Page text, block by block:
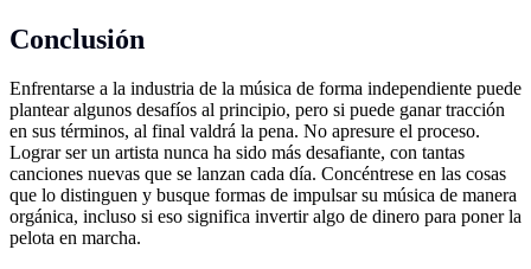
Conclusión
Enfrentarse a la industria de la música de forma independiente puede
plantear algunos desafíos al principio, pero si puede ganar tracción
en sus términos, al final valdrá la pena. No apresure el proceso.
Lograr ser un artista nunca ha sido más desafiante, con tantas
canciones nuevas que se lanzan cada día. Concéntrese en las cosas
que lo distinguen y busque formas de impulsar su música de manera
orgánica, incluso si eso significa invertir algo de dinero para poner la
pelota en marcha.